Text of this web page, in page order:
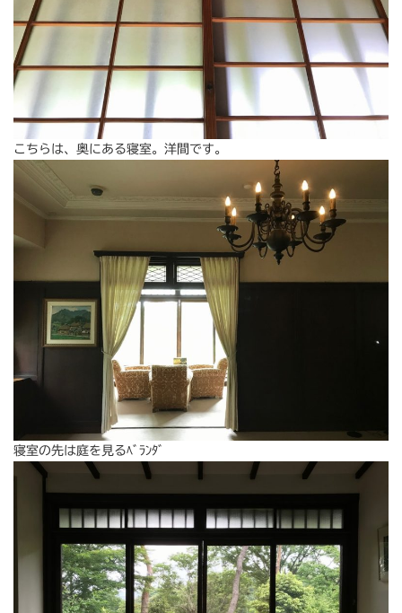
こちらは、奥にある寝室。洋間です。
寝室の先は庭を見るﾍﾞﾗﾝﾀﾞ